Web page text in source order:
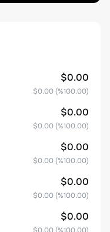
$0.00
$0.00 (%100.00)
$0.00
$0.00 (%100.00)
$0.00
$0.00 (%100.00)
$0.00
$0.00 (%100.00)
$0.00